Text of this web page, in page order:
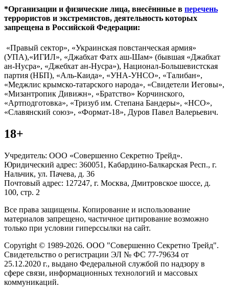
*Организации и физические лица, внесённные в перечень
террористов и экстремистов, деятельность которых
запрещена в Российской Федерации:
«Правый сектор», «Украинская повстанческая армия»
(УПА),«ИГИЛ», «Джабхат Фатх аш-Шам» (бывшая «Джабхат
ан-Нусра», «Джебхат ан-Нусра»), Национал-Большевистская
партия (НБП), «Аль-Каида», «УНА-УНСО», «Талибан»,
«Меджлис крымско-татарского народа», «Свидетели Иеговы»,
«Мизантропик Дивижн», «Братство» Корчинского,
«Артподготовка», «Тризуб им. Степана Бандеры», «НСО»,
«Славянский союз», «Формат-18», Дуров Павел Валерьевич.
18+
Учредитель: ООО «Совершенно Секретно Трейд».
Юридический адрес: 360051, Кабардино-Балкарская Респ., г.
Нальчик, ул. Пачева, д. 36
Почтовый адрес: 127247, г. Москва, Дмитровское шоссе, д.
100, стр. 2
Все права защищены. Копирование и использование
материалов запрещено, частичное цитирование возможно
только при условии гиперссылки на сайт.
Copyright © 1989-2026. ООО "Совершенно Секретно Трейд".
Свидетельство о регистрации ЭЛ № ФС 77-79634 от
25.12.2020 г., выдано Федеральной службой по надзору в
сфере связи, информационных технологий и массовых
коммуникаций.